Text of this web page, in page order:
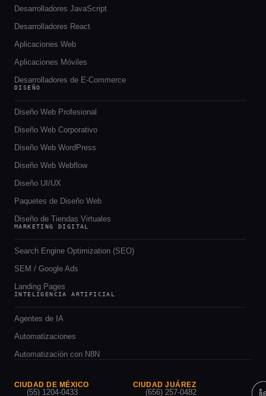
Desarrolladores JavaScript
Desarrolladores React
Aplicaciones Web
Aplicaciones Móviles
Desarrolladores de E-Commerce
DISEÑO
Diseño Web Profesional
Diseño Web Corporativo
Diseño Web WordPress
Diseño Web Webflow
Diseño UI/UX
Paquetes de Diseño Web
Diseño de Tiendas Virtuales
MARKETING DIGITAL
Search Engine Optimization (SEO)
SEM / Google Ads
Landing Pages
INTELIGENCIA ARTIFICIAL
Agentes de IA
Automatizaciones
Automatización con N8N
CIUDAD DE MÉXICO
(55) 1204-0433
CIUDAD JUÁREZ
(656) 257-0482